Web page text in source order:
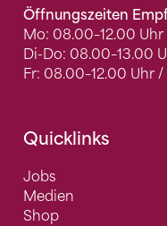
Öffnungszeiten
Mo: 08.00–12.00 Uhr
Di-Do: 08.00–13.00
Fr: 08.00–12.00 Uhr
Quicklinks
Jobs
Medien
Shop